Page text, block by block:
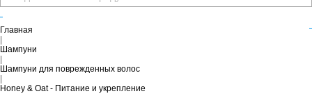
Главная
Шампуни
Шампуни для поврежденных волос
Honey & Oat - Питание и укрепление